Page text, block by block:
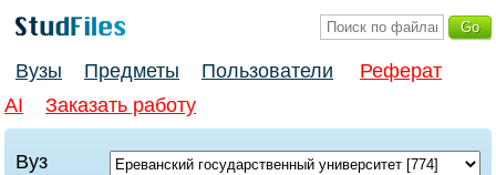
Вузы Предметы Пользователи
Реферат
AI
Заказать работу
Вуз